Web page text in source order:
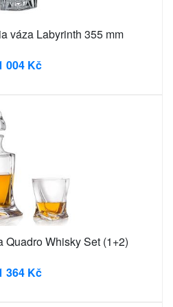
váza Labyrinth 355 mm
004 Kč
Quadro Whisky Set (1+2)
364 Kč